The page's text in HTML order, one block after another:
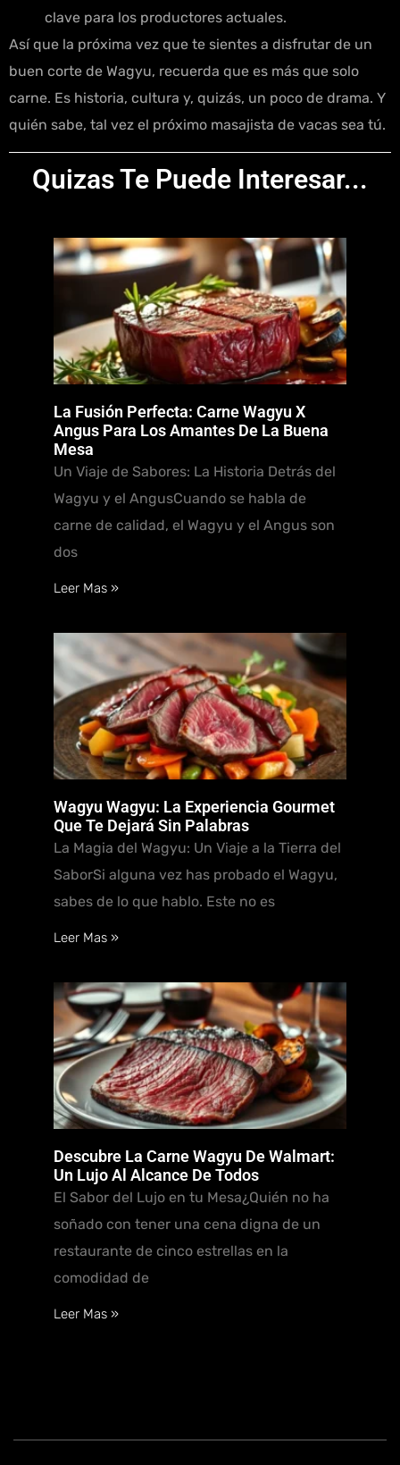
clave para los productores actuales.
Así que la próxima vez que te sientes a disfrutar de un
buen corte de Wagyu, recuerda que es más que solo
carne. Es historia, cultura y, quizás, un poco de drama. Y
quién sabe, tal vez el próximo masajista de vacas sea tú.
Quizas Te Puede Interesar...
La Fusión Perfecta: Carne Wagyu X
Angus Para Los Amantes De La Buena
Mesa
Un Viaje de Sabores: La Historia Detrás del
Wagyu y el AngusCuando se habla de
carne de calidad, el Wagyu y el Angus son
dos
Leer Mas »
Wagyu Wagyu: La Experiencia Gourmet
Que Te Dejará Sin Palabras
La Magia del Wagyu: Un Viaje a la Tierra del
SaborSi alguna vez has probado el Wagyu,
sabes de lo que hablo. Este no es
Leer Mas »
Descubre La Carne Wagyu De Walmart:
Un Lujo Al Alcance De Todos
El Sabor del Lujo en tu Mesa¿Quién no ha
soñado con tener una cena digna de un
restaurante de cinco estrellas en la
comodidad de
Leer Mas »